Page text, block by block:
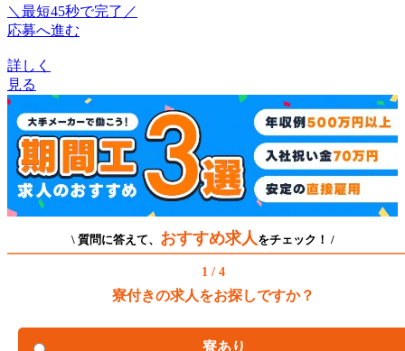
＼最短45秒で完了／
応募へ進む
詳しく
見る
\ 質問に答えて、 おすすめ求人 をチェック！ /
1 / 4
寮付きの求人をお探しですか？
寮あり